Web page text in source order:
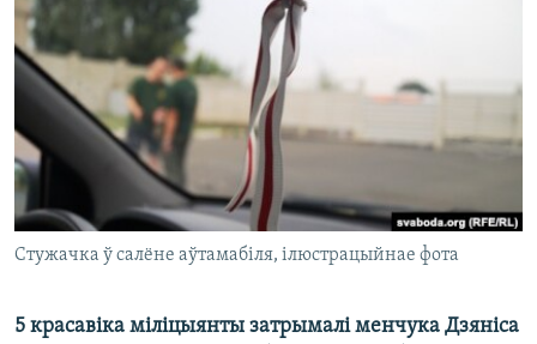
КУЛЬТУРА
КАЛЯНДАР
МОВА
НА ХВАЛЯХ СВАБОДЫ
Стужачка ў салёне аўтамабіля, ілюстрацыйнае фота
5 красавіка міліцыянты затрымалі менчука Дзяніса